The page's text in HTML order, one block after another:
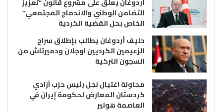
التضامن الوطني والاندماج المجتمعي”
الخاص بحل القضية الكردية
حليف أردوغان يطالب بإطلاق سراح
الزعيمين الكرديين اوجلان ودميرتاش من
السجون التركية
محاولة اغتيال نجل رئيس حزب آزادي
كردستان المعارض لحكومة إيران في
العاصمة هولير